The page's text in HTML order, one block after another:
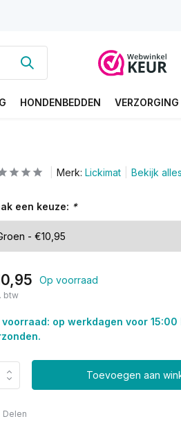
HONDENBEDDEN VERZORGING
Merk: Lickimat Bekijk
een keuze: *
Op voorraad
btw
voorraad: op werkdagen voor
Toevoegen aan
Delen